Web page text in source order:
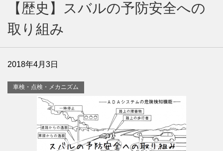
【歴史】スバルの予防安全への
取り組み
2018年4月3日
車検・点検・メカニズム